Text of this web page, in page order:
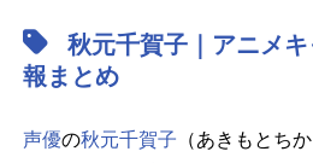
声優記事一覧
秋元千賀子｜アニメ
報まとめ
声優の秋元千賀子 （あきもとち